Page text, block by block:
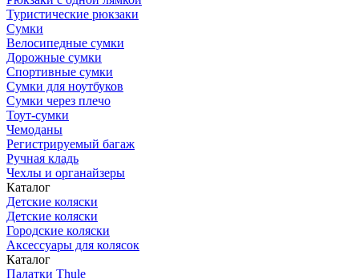
Туристические рюкзаки
Сумки
Велосипедные сумки
Дорожные сумки
Спортивные сумки
Сумки для ноутбуков
Сумки через плечо
Тоут-сумки
Чемоданы
Регистрируемый багаж
Ручная кладь
Чехлы и органайзеры
Каталог
Детские коляски
Детские коляски
Городские коляски
Аксессуары для колясок
Каталог
Палатки Thule